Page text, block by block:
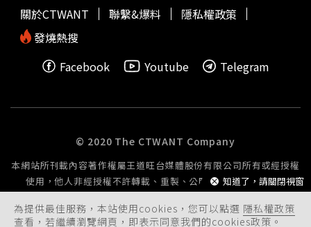
為提供最佳服務，本站使用cookies，您可以點選 隱私權政策
查看，若繼續瀏覽網頁，即表示同意我們的cookies政策。
知道了，請關閉視窗
關於CTWANT 聯繫&爆料
隱私權政策
發燒熱搜
Facebook
Youtube Telegram
© 2020 The CTWANT Company
本網站所刊載內容著作權屬王道旺台媒體股份有限公司所有或經授權
使用，他人非經授權不許轉載、重製、公開播送或公開傳輸。